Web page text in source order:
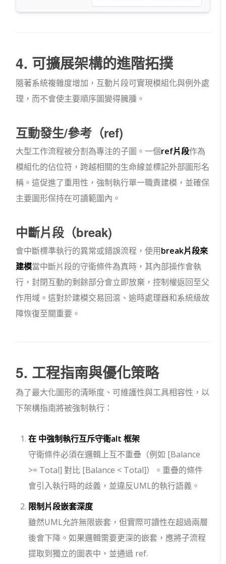
4. 可擴展架構的進階拓撲
隨著系統複雜度增加，互動片段可實現模組化與例外處
理，而不會使主要順序圖變得臃腫。
互動發生/參考（ref)
大型工作流程被分割為專注的子圖。一個ref片段作為
模組化的佔位符，跨越相關的生命線並標記外部圖形名
稱。這促進了重用性，強制執行單一職責建模，並確保
主要圖形保持在可讀範圍內。
中斷片段（break)
會中斷標準執行的異常或錯誤流程，使用break片段來
建模當中斷片段的守衛條件為真時，其內部操作會執
行，封閉互動的剩餘部分會立即放棄，控制權返回至父
作用域。這對於建模交易回滾、逾時處理器和系統級故
障恢復至關重要。
5. 工程指南與優化策略
為了最大化圖形的清晰度、可維護性與工具相容性，以
下架構指南將被強制執行：
在 中強制執行互斥守衛alt 框架
守衛條件必須在邏輯上互不重疊（例如 [Balance
>= Total] 對比 [Balance < Total]）。重疊的條件
會引入執行時的歧義，並違反UML的執行語義。
限制片段嵌套深度
雖然UML允許無限嵌套，但實際可讀性在超過兩層
後會下降。如果邏輯需要更深的嵌套，應將子流程
提取到獨立的圖表中，並通過 ref.